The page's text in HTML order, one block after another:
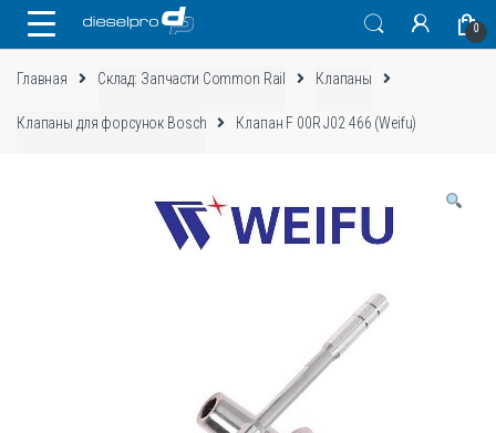
0
Главная Склад: Запчасти Common Rail Клапаны
Клапаны для форсунок Bosch Клапан F 00R J02 466 (Weifu)